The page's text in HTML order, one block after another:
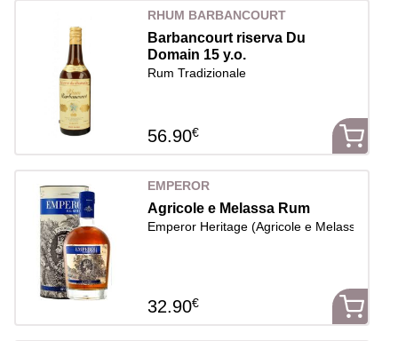
RHUM BARBANCOURT
Barbancourt riserva Du
Domain 15 y.o.
Rum Tradizionale
56.90€
EMPEROR
Agricole e Melassa Rum
Emperor Heritage (Agricole e Melassa rum)
32.90€